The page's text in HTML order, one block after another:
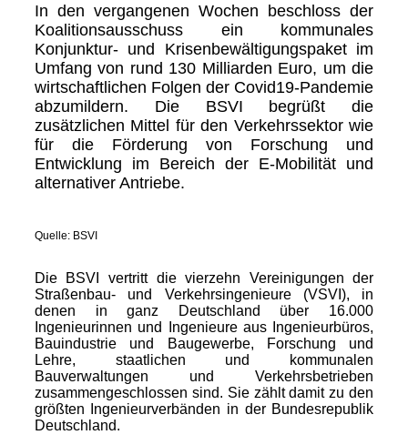
In den vergangenen Wochen beschloss der
Koalitionsausschuss ein kommunales
Konjunktur- und Krisenbewältigungspaket im
Umfang von rund 130 Milliarden Euro, um die
wirtschaftlichen Folgen der Covid19-Pandemie
abzumildern. Die BSVI begrüßt die
zusätzlichen Mittel für den Verkehrssektor wie
für die Förderung von Forschung und
Entwicklung im Bereich der E-Mobilität und
alternativer Antriebe.
Quelle: BSVI
Die BSVI vertritt die vierzehn Vereinigungen der
Straßenbau- und Verkehrsingenieure (VSVI), in
denen in ganz Deutschland über 16.000
Ingenieurinnen und Ingenieure aus Ingenieurbüros,
Bauindustrie und Baugewerbe, Forschung und
Lehre, staatlichen und kommunalen
Bauverwaltungen und Verkehrsbetrieben
zusammengeschlossen sind. Sie zählt damit zu den
größten Ingenieurverbänden in der Bundesrepublik
Deutschland.